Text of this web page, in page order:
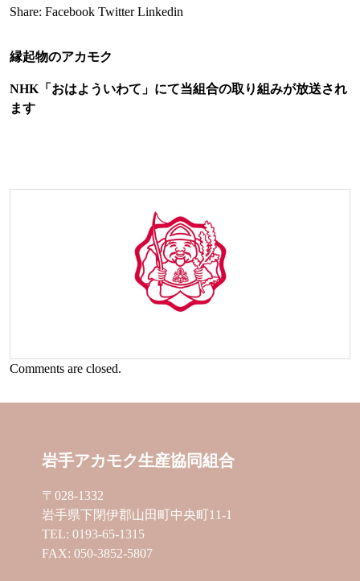
Share: Facebook Twitter Linkedin
縁起物のアカモク
NHK「おはよういわて」にて当組合の取り組みが放送され
ます
Comments are closed.
岩手アカモク生産協同組合
〒028-1332
岩手県下閉伊郡山田町中央町11-1
TEL: 0193-65-1315
FAX: 050-3852-5807